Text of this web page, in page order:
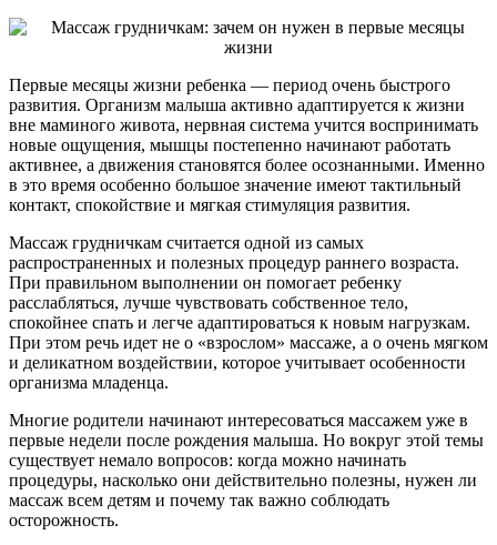
Первые месяцы жизни ребенка — период очень быстрого
развития. Организм малыша активно адаптируется к жизни
вне маминого живота, нервная система учится воспринимать
новые ощущения, мышцы постепенно начинают работать
активнее, а движения становятся более осознанными. Именно
в это время особенно большое значение имеют тактильный
контакт, спокойствие и мягкая стимуляция развития.
Массаж грудничкам считается одной из самых
распространенных и полезных процедур раннего возраста.
При правильном выполнении он помогает ребенку
расслабляться, лучше чувствовать собственное тело,
спокойнее спать и легче адаптироваться к новым нагрузкам.
При этом речь идет не о «взрослом» массаже, а о очень мягком
и деликатном воздействии, которое учитывает особенности
организма младенца.
Многие родители начинают интересоваться массажем уже в
первые недели после рождения малыша. Но вокруг этой темы
существует немало вопросов: когда можно начинать
процедуры, насколько они действительно полезны, нужен ли
массаж всем детям и почему так важно соблюдать
осторожность.